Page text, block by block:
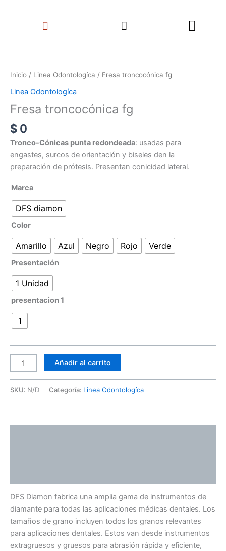
Menu Search
Inicio / Linea Odontologíca / Fresa troncocónica fg
Linea Odontologíca
Fresa troncocónica fg
$ 0
Tronco-Cónicas punta redondeada: usadas para
engastes, surcos de orientación y biseles den la
preparación de prótesis. Presentan conicidad lateral.
Marca
DFS diamon
Color
Amarillo Azul Negro Rojo Verde
Presentación
1 Unidad
presentacion 1
1
fg
Añadir al carrito
SKU: N/D Categoría: Linea Odontologíca
DFS Diamon fabrica una amplia gama de instrumentos de
diamante para todas las aplicaciones médicas dentales. Los
tamaños de grano incluyen todos los granos relevantes
para aplicaciones dentales. Estos van desde instrumentos
extragruesos y gruesos para abrasión rápida y eficiente,